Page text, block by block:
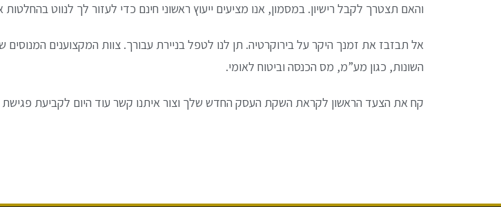
והאם תצטרך לקבל רישיון. במסמון, אנו מציעים ייעוץ ראשוני חינם כדי לעזור לך לנווט
אל תבזבז את זמנך היקר על בירוקרטיה. תן לנו לטפל בניירת עבורך. צוות המקצוענים
השונות, כגון מע”מ, מס הכנסה וביטוח לאומי.
קח את הצעד הראשון לקראת השקת העסק החדש שלך וצור איתנו קשר עוד היום לקביעת פגישת